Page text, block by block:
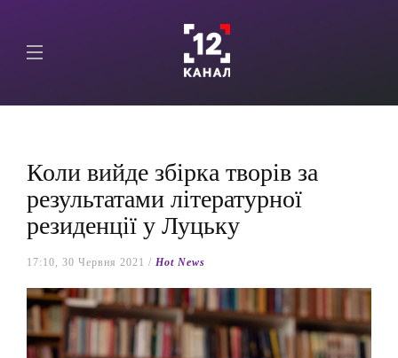
Коли вийде збірка творів за
результатами літературної
резиденції у Луцьку
17:10, 30 Червня 2021 / Hot News